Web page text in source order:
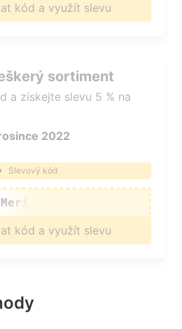
kód a využít slevu
sortiment
a získejte slevu 5 % na
2022
Slevový kód
Merino5
kód a využít slevu